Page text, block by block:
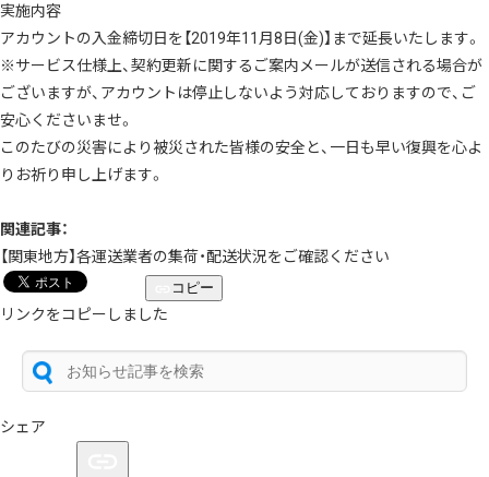
実施内容
アカウントの入金締切日を【2019年11月8日(金)】まで延長いたします。
※サービス仕様上、契約更新に関するご案内メールが送信される場合が
ございますが、アカウントは停止しないよう対応しておりますので、ご
安心くださいませ。
このたびの災害により被災された皆様の安全と、一日も早い復興を心よ
りお祈り申し上げます。
関連記事：
【関東地方】各運送業者の集荷・配送状況をご確認ください
コピー
リンクをコピーしました
シェア